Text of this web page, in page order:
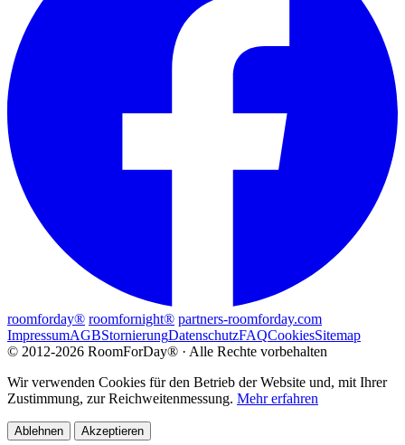
roomforday® roomfornight® partners-roomforday.com
ImpressumAGBStornierungDatenschutzFAQCookiesSitemap
© 2012-2026 RoomForDay® · Alle Rechte vorbehalten
Wir verwenden Cookies für den Betrieb der Website und, mit Ihrer
Zustimmung, zur Reichweitenmessung. Mehr erfahren
Ablehnen Akzeptieren